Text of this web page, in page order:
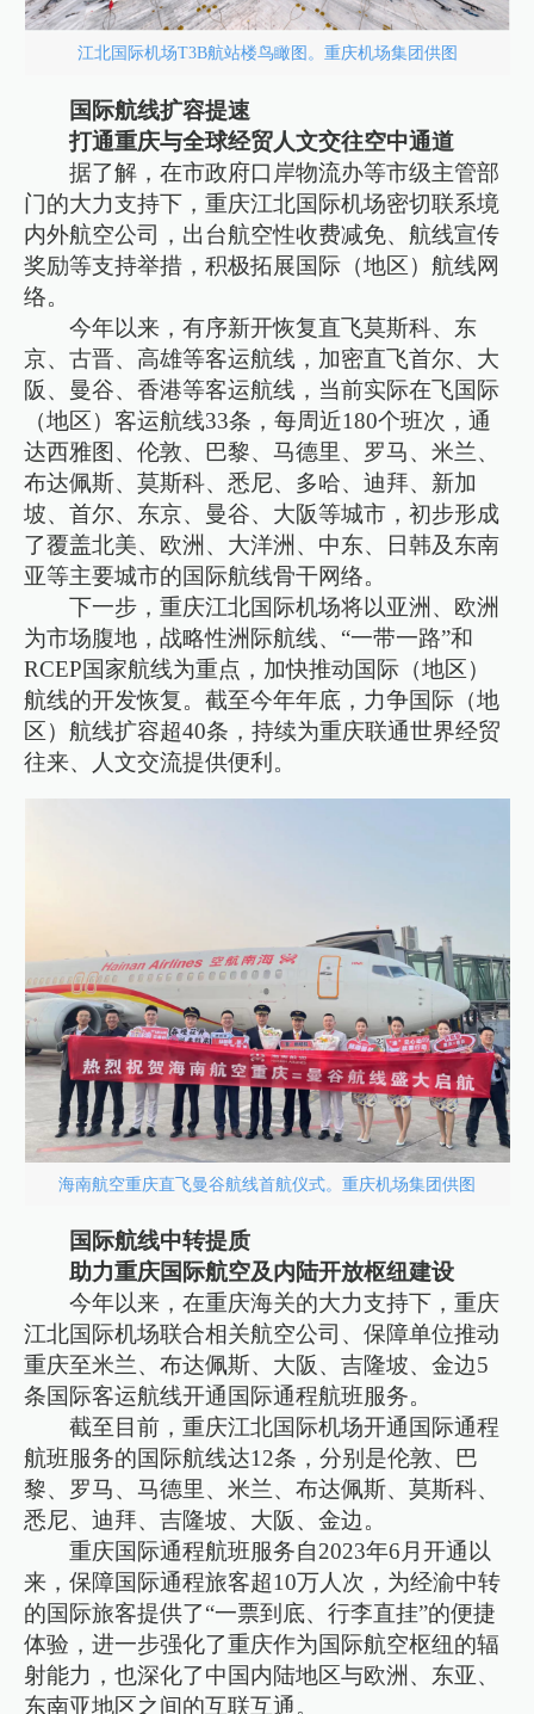
江北国际机场T3B航站楼鸟瞰图。重庆机场集团供图
国际航线扩容提速
打通重庆与全球经贸人文交往空中通道
据了解，在市政府口岸物流办等市级主管部
门的大力支持下，重庆江北国际机场密切联系境
内外航空公司，出台航空性收费减免、航线宣传
奖励等支持举措，积极拓展国际（地区）航线网
络。
今年以来，有序新开恢复直飞莫斯科、东
京、古晋、高雄等客运航线，加密直飞首尔、大
阪、曼谷、香港等客运航线，当前实际在飞国际
（地区）客运航线33条，每周近180个班次，通
达西雅图、伦敦、巴黎、马德里、罗马、米兰、
布达佩斯、莫斯科、悉尼、多哈、迪拜、新加
坡、首尔、东京、曼谷、大阪等城市，初步形成
了覆盖北美、欧洲、大洋洲、中东、日韩及东南
亚等主要城市的国际航线骨干网络。
下一步，重庆江北国际机场将以亚洲、欧洲
为市场腹地，战略性洲际航线、“一带一路”和
RCEP国家航线为重点，加快推动国际（地区）
航线的开发恢复。截至今年年底，力争国际（地
区）航线扩容超40条，持续为重庆联通世界经贸
往来、人文交流提供便利。
海南航空重庆直飞曼谷航线首航仪式。重庆机场集团供图
国际航线中转提质
助力重庆国际航空及内陆开放枢纽建设
今年以来，在重庆海关的大力支持下，重庆
江北国际机场联合相关航空公司、保障单位推动
重庆至米兰、布达佩斯、大阪、吉隆坡、金边5
条国际客运航线开通国际通程航班服务。
截至目前，重庆江北国际机场开通国际通程
航班服务的国际航线达12条，分别是伦敦、巴
黎、罗马、马德里、米兰、布达佩斯、莫斯科、
悉尼、迪拜、吉隆坡、大阪、金边。
重庆国际通程航班服务自2023年6月开通以
来，保障国际通程旅客超10万人次，为经渝中转
的国际旅客提供了“一票到底、行李直挂”的便捷
体验，进一步强化了重庆作为国际航空枢纽的辐
射能力，也深化了中国内陆地区与欧洲、东亚、
东南亚地区之间的互联互通。